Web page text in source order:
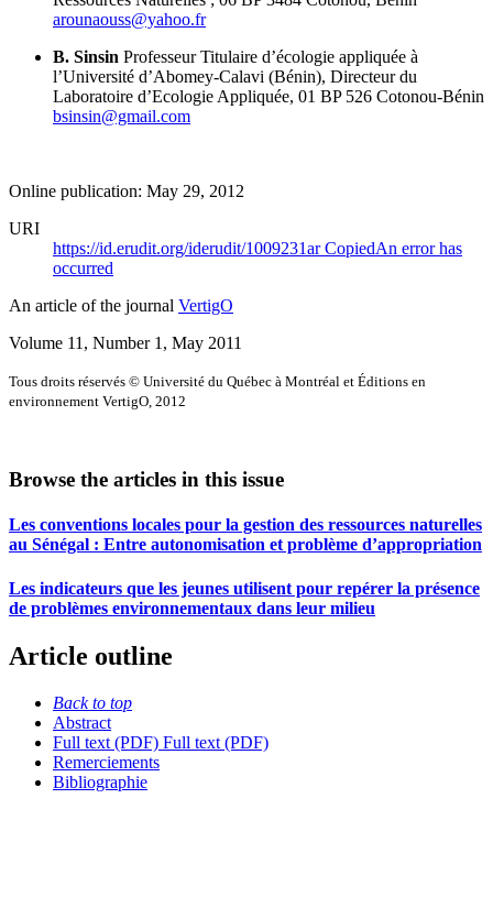
arounaouss@yahoo.fr
B. Sinsin Professeur Titulaire d’écologie appliquée à
l’Université d’Abomey-Calavi (Bénin), Directeur du
Laboratoire d’Ecologie Appliquée, 01 BP 526 Cotonou-Bénin
bsinsin@gmail.com
Online publication: May 29, 2012
URI
https://id.erudit.org/iderudit/1009231arCopiedAn error has
occurred
An article of the journal VertigO
Volume 11, Number 1, May 2011
Tous droits réservés © Université du Québec à Montréal et Éditions en
environnement VertigO, 2012
Browse the articles in this issue
Les conventions locales pour la gestion des ressources naturelles
au Sénégal : Entre autonomisation et problème d’appropriation
Les indicateurs que les jeunes utilisent pour repérer la présence
de problèmes environnementaux dans leur milieu
Article outline
Back to top
Abstract
Full text (PDF) Full text (PDF)
Remerciements
Bibliographie